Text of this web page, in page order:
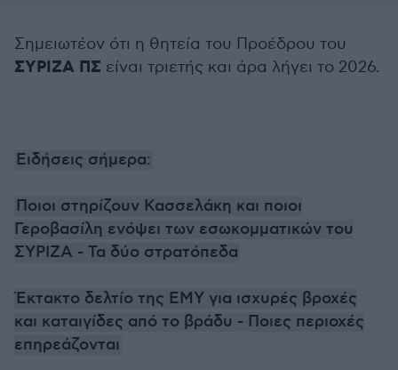
Σημειωτέον ότι η θητεία του Προέδρου του
ΣΥΡΙΖΑ ΠΣ είναι τριετής και άρα λήγει το 2026.
Ειδήσεις σήμερα:
Ποιοι στηρίζουν Κασσελάκη και ποιοι
Γεροβασίλη ενόψει των εσωκομματικών του
ΣΥΡΙΖΑ - Τα δύο στρατόπεδα
Έκτακτο δελτίο της ΕΜΥ για ισχυρές βροχές
και καταιγίδες από το βράδυ - Ποιες περιοχές
επηρεάζονται